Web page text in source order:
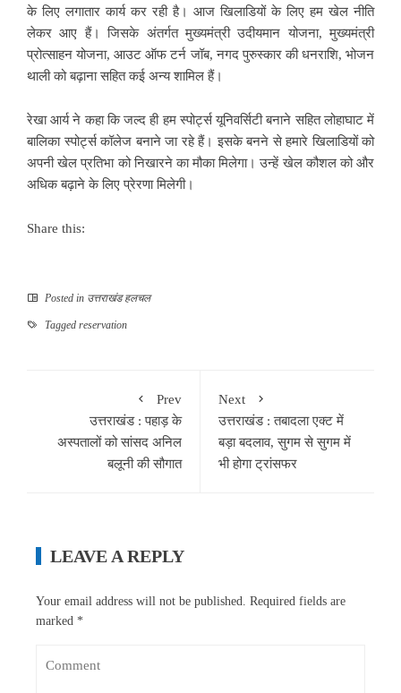
के लिए लगातार कार्य कर रही है। आज खिलाडियों के लिए हम खेल नीति
लेकर आए हैं। जिसके अंतर्गत मुख्यमंत्री उदीयमान योजना, मुख्यमंत्री
प्रोत्साहन योजना, आउट ऑफ टर्न जॉब, नगद पुरुस्कार की धनराशि, भोजन
थाली को बढ़ाना सहित कई अन्य शामिल हैं।
रेखा आर्य ने कहा कि जल्द ही हम स्पोर्ट्स यूनिवर्सिटी बनाने सहित लोहाघाट में
बालिका स्पोर्ट्स कॉलेज बनाने जा रहे हैं। इसके बनने से हमारे खिलाडियों को
अपनी खेल प्रतिभा को निखारने का मौका मिलेगा। उन्हें खेल कौशल को और
अधिक बढ़ाने के लिए प्रेरणा मिलेगी।
Share this:
Posted in उत्तराखंड हलचल
Tagged reservation
Prev
उत्तराखंड : पहाड़ के
अस्पतालों को सांसद अनिल
बलूनी की सौगात
Next
उत्तराखंड : तबादला एक्ट में
बड़ा बदलाव, सुगम से सुगम में
भी होगा ट्रांसफर
LEAVE A REPLY
Your email address will not be published. Required fields are
marked *